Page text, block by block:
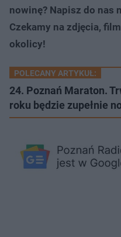
nowinę? Napisz do nas
Czekamy na zdjęcia,
okolicy!
POLECANY ARTYKUŁ:
24. Poznań Maraton.
roku będzie zupełnie